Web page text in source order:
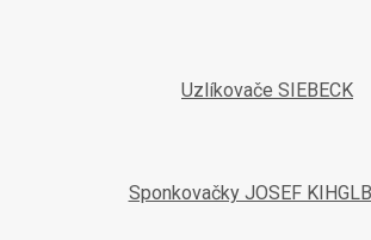
Uzlíkovače SIEBECK
Sponkovačky JOSEF